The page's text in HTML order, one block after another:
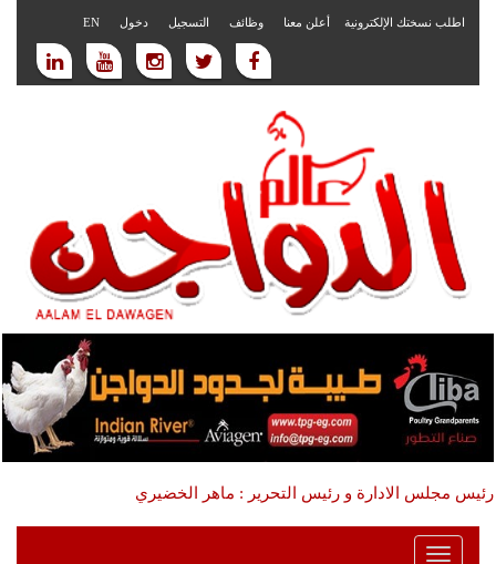
اطلب نسختك الإلكترونية أعلن معنا وظائف التسجيل دخول EN
رئيس مجلس الادارة و رئيس التحرير : ماهر الخضيري
Toggle